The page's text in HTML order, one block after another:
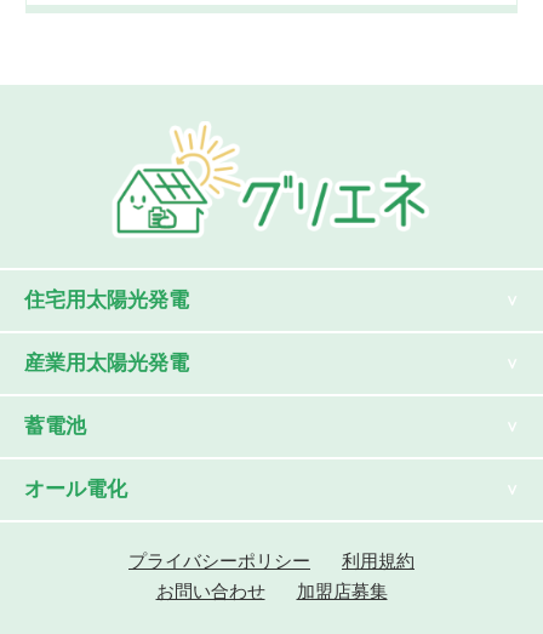
住宅用太陽光発電
産業用太陽光発電
蓄電池
オール電化
プライバシーポリシー
利用規約
お問い合わせ
加盟店募集